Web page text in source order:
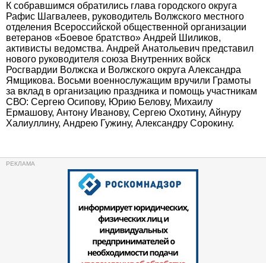
К собравшимся обратились глава городского округа
Рафис Шагвалеев, руководитель Волжского местного
отделения Всероссийской общественной организации
ветеранов «Боевое братство» Андрей Шиликов,
активисты ведомства. Андрей Анатольевич представил
нового руководителя союза Внутренних войск
Росгвардии Волжска и Волжского округа Александра
Ямщикова. Восьми военнослужащим вручили Грамоты
за вклад в организацию праздника и помощь участникам
СВО: Сергею Осипову, Юрию Белову, Михаилу
Ермашову, Антону Иванову, Сергею Охотину, Айнуру
Халиуллину, Андрею Гужину, Александру Сорокину.